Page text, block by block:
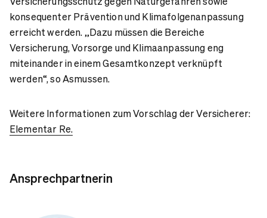
konsequenter Prävention und Klimafolgenanpassung
erreicht werden. „Dazu müssen die Bereiche
Versicherung, Vorsorge und Klimaanpassung eng
miteinander in einem Gesamtkonzept verknüpft
werden“, so Asmussen.
Weitere Informationen zum Vorschlag der Versicherer:
Elementar Re.
Ansprechpartnerin